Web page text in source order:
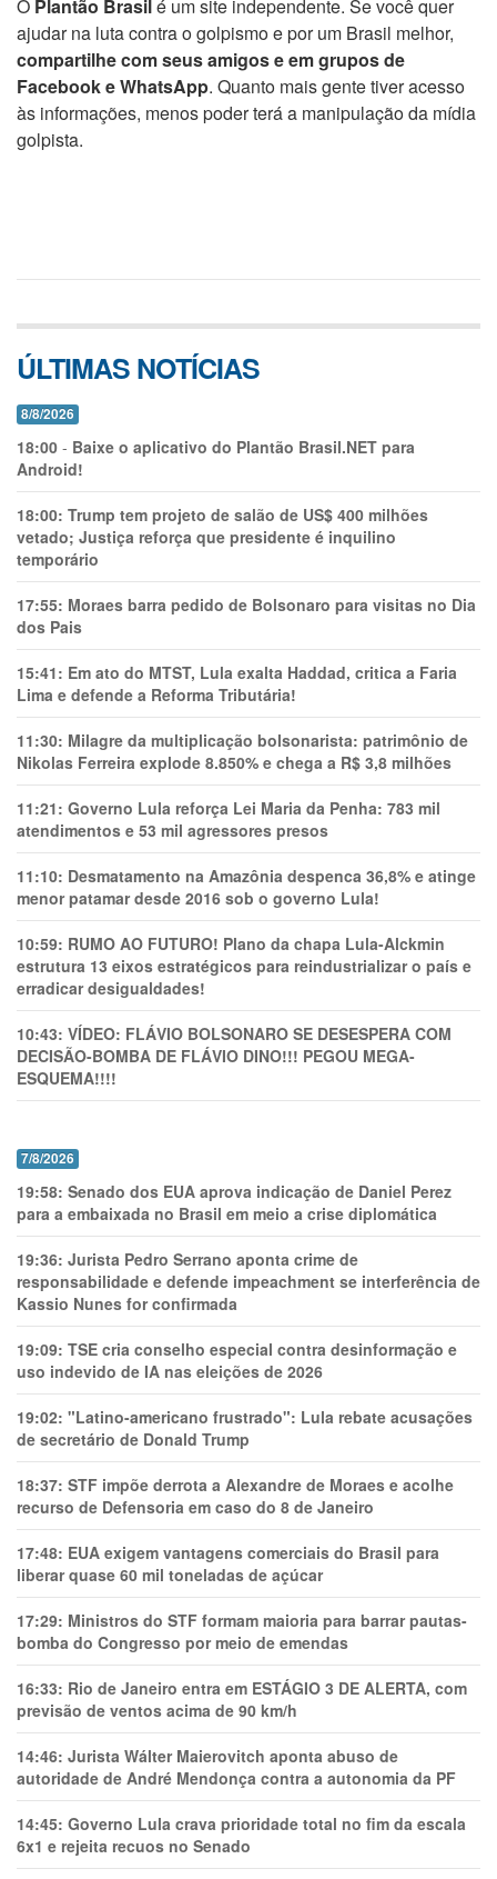
O Plantão Brasil é um site independente. Se você quer
ajudar na luta contra o golpismo e por um Brasil melhor,
compartilhe com seus amigos e em grupos de
Facebook e WhatsApp. Quanto mais gente tiver acesso
às informações, menos poder terá a manipulação da mídia
golpista.
ÚLTIMAS NOTÍCIAS
8/8/2026
18:00 - Baixe o aplicativo do Plantão Brasil.NET para
Android!
18:00: Trump tem projeto de salão de US$ 400 milhões
vetado; Justiça reforça que presidente é inquilino
temporário
17:55: Moraes barra pedido de Bolsonaro para visitas no Dia
dos Pais
15:41: Em ato do MTST, Lula exalta Haddad, critica a Faria
Lima e defende a Reforma Tributária!
11:30: Milagre da multiplicação bolsonarista: patrimônio de
Nikolas Ferreira explode 8.850% e chega a R$ 3,8 milhões
11:21: Governo Lula reforça Lei Maria da Penha: 783 mil
atendimentos e 53 mil agressores presos
11:10: Desmatamento na Amazônia despenca 36,8% e atinge
menor patamar desde 2016 sob o governo Lula!
10:59: RUMO AO FUTURO! Plano da chapa Lula-Alckmin
estrutura 13 eixos estratégicos para reindustrializar o país e
erradicar desigualdades!
10:43: VÍDEO: FLÁVIO BOLSONARO SE DESESPERA COM
DECISÃO-BOMBA DE FLÁVIO DINO!!! PEGOU MEGA-
ESQUEMA!!!!
7/8/2026
19:58: Senado dos EUA aprova indicação de Daniel Perez
para a embaixada no Brasil em meio a crise diplomática
19:36: Jurista Pedro Serrano aponta crime de
responsabilidade e defende impeachment se interferência de
Kassio Nunes for confirmada
19:09: TSE cria conselho especial contra desinformação e
uso indevido de IA nas eleições de 2026
19:02: "Latino-americano frustrado": Lula rebate acusações
de secretário de Donald Trump
18:37: STF impõe derrota a Alexandre de Moraes e acolhe
recurso de Defensoria em caso do 8 de Janeiro
17:48: EUA exigem vantagens comerciais do Brasil para
liberar quase 60 mil toneladas de açúcar
17:29: Ministros do STF formam maioria para barrar pautas-
bomba do Congresso por meio de emendas
16:33: Rio de Janeiro entra em ESTÁGIO 3 DE ALERTA, com
previsão de ventos acima de 90 km/h
14:46: Jurista Wálter Maierovitch aponta abuso de
autoridade de André Mendonça contra a autonomia da PF
14:45: Governo Lula crava prioridade total no fim da escala
6x1 e rejeita recuos no Senado